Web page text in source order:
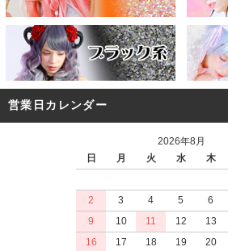
営業日カレンダー
2026年8月
日
月 火 水 木
2
3 4 5 6
9
10 11 12 13
16
17 18 19 20